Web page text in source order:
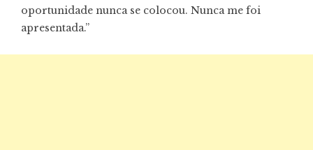
oportunidade nunca se colocou. Nunca me foi
apresentada.”